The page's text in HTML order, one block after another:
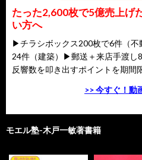
たった2,600枚で5億売上げ
い方へ
▶チラシボックス200枚で6件（
24件（建築）▶郵送＋来店手渡し
反響数を叩き出すポイントを期間
>> 今すぐ！動
モエル塾-木戸一敏著書籍